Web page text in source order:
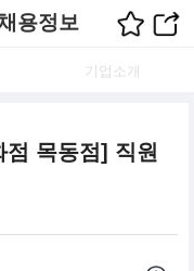
용정보
기업소개
목동점] 직원